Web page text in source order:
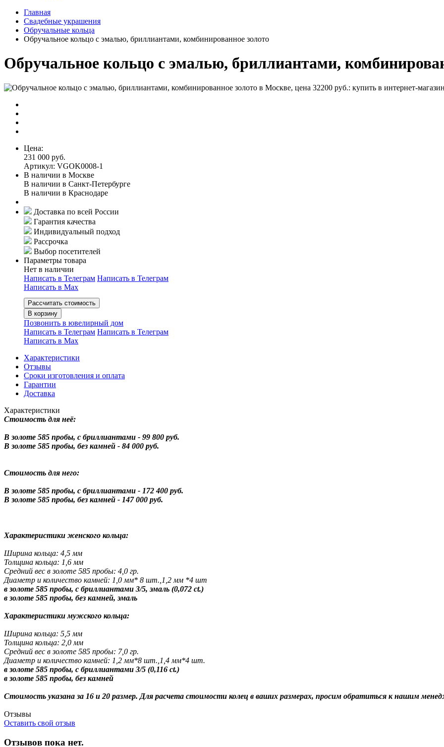
Главная
Свадебные украшения
Обручальные кольца
Обручальное кольцо с эмалью, бриллиантами, комбинированное золото
Обручальное кольцо с эмалью, бриллиантами,
Цена:
231 000 руб.
Артикул: VGOK0008-1
В наличии в Москве
В наличии в Санкт-Петербурге
В наличии в Краснодаре
Доставка по всей России
Гарантия качества
Индивидуальный подход
Рассрочка
Выбор посетителей
Параметры товара
Нет в наличии
Написать в Телеграм Написать в Телеграм
Написать в Мах
Рассчитать стоимость
В корзину
Позвонить в ювелирный дом
Написать в Телеграм Написать в Телеграм
Написать в Мах
Характеристики
Отзывы
Сроки изготовления и оплата
Гарантии
Доставка
Характеристики
Стоимость для неё:
В золоте 585 пробы, с бриллиантами - 99 800 руб.
В золоте 585 пробы, без камней - 84 000 руб.
Стоимость для него:
В золоте 585 пробы, с бриллиантами - 172 400 руб.
В золоте 585 пробы, без камней - 147 000 руб.
Характеристики женского кольца:
Ширина кольца: 4,5 мм
Толщина кольца: 1,6 мм
Средний вес в золоте 585 пробы: 4,0 гр.
Диаметр и количество камней: 1,0 мм* 8 шт.,1,2 мм *4 шт
в золоте 585 пробы, с бриллиантами 3/5, эмаль (0,072 ct.)
в золоте 585 пробы, без камней, эмаль
Характеристики мужского кольца:
Ширина кольца: 5,5 мм
Толщина кольца: 2,0 мм
Средний вес в золоте 585 пробы: 7,0 гр.
Диаметр и количество камней: 1,2 мм*8 шт.,1,4 мм*4 шт.
в золоте 585 пробы, с бриллиантами 3/5 (0,116 ct.)
в золоте 585 пробы, без камней
Стоимость указана за 16 и 20 размер. Для расчета стоимости колец в ваших размерах, просим обратиться к нашим
Отзывы
Оставить свой отзыв
Отзывов пока нет.